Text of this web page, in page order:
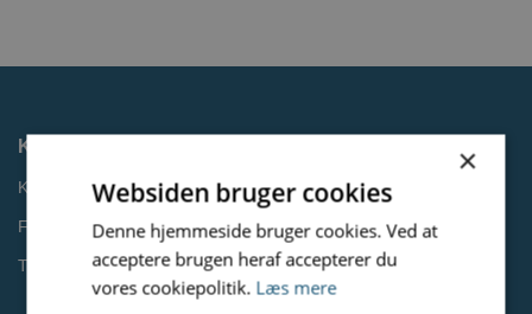
Kontakt
Kontakt os
Få et tilbud
Tip en kunde
×
Websiden bruger cookies
Denne hjemmeside bruger cookies. Ved at
acceptere brugen heraf accepterer du
vores cookiepolitik. Læs mere